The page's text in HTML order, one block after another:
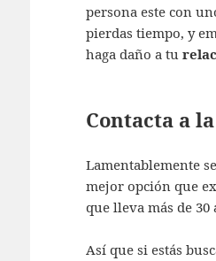
persona este con
pierdas tiempo, y
haga daño a tu
Contacta a
Lamentablemente
mejor opción que
que lleva más de
Así que si estás